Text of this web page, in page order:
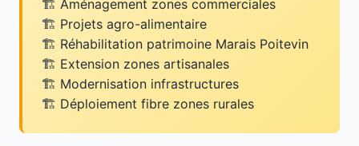
Aménagement zones commerciales
Projets agro-alimentaire
Réhabilitation patrimoine Marais Poitevin
Extension zones artisanales
Modernisation infrastructures
Déploiement fibre zones rurales